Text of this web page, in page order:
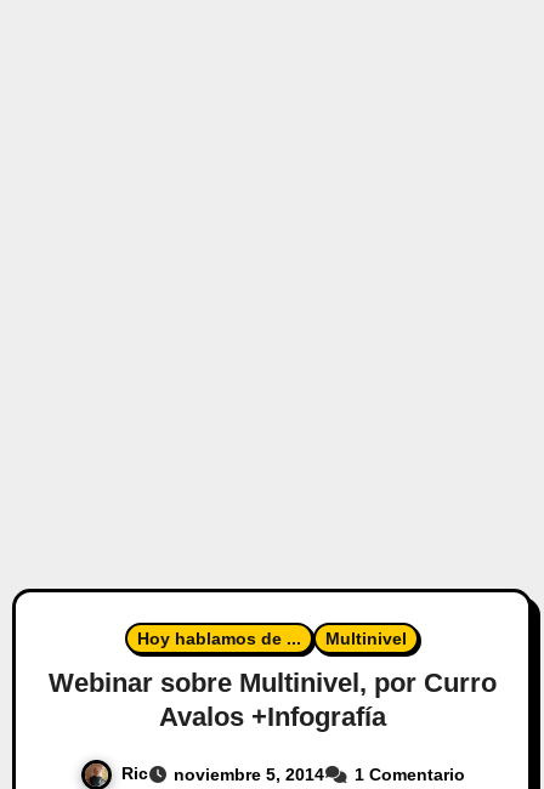
Hoy hablamos de ... Multinivel
Webinar sobre Multinivel, por Curro
Avalos +Infografía
Ric noviembre 5, 2014 1 Comentario